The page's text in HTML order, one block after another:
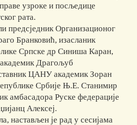
узроке и посљедице
рата.
предсједник Организационог
Бранковић, изасланик
Српске др Синиша Каран,
Драгољуб
ЦАНУ академик Зоран
Србије Њ.Е. Станимир
амбасадора Руске федерације
Алексеј.
настављен је рад у сесијама